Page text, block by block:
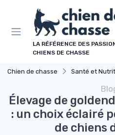
LA RÉFÉRENCE DES
CHIENS DE CHASSE
Chien de chasse Santé et
Élevage de
: un choix éclairé
de chiens
Panneau de gestion des cookies